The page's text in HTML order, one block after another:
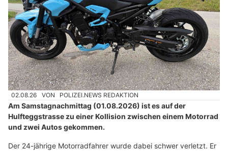
02.08.26 VON POLIZEI.NEWS REDAKTION
Am Samstagnachmittag (01.08.2026) ist es auf der
Hulfteggstrasse zu einer Kollision zwischen einem Motorrad
und zwei Autos gekommen.
Der 24-jährige Motorradfahrer wurde dabei schwer verletzt. Er